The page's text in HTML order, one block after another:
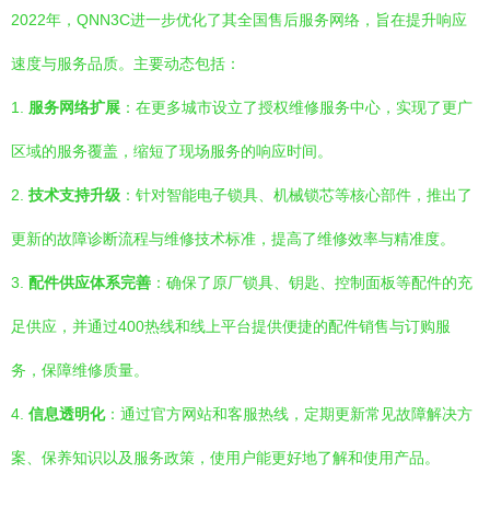
2022年，QNN3C进一步优化了其全国售后服务网络，旨在提升响应
速度与服务品质。主要动态包括：
1. 服务网络扩展 ：在更多城市设立了授权维修服务中心，实现了更广
区域的服务覆盖，缩短了现场服务的响应时间。
2. 技术支持升级 ：针对智能电子锁具、机械锁芯等核心部件，推出了
更新的故障诊断流程与维修技术标准，提高了维修效率与精准度。
3. 配件供应体系完善 ：确保了原厂锁具、钥匙、控制面板等配件的充
足供应，并通过400热线和线上平台提供便捷的配件销售与订购服
务，保障维修质量。
4. 信息透明化：通过官方网站和客服热线，定期更新常见故障解决方
案、保养知识以及服务政策，使用户能更好地了解和使用产品。